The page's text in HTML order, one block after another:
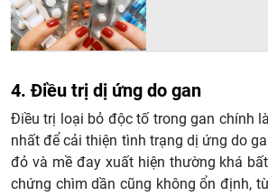
4. Điều trị dị ứng do gan
Điều trị loại bỏ độc tố trong gan chính
nhất để cải thiện tình trạng dị ứng do
đỏ và mề đay xuất hiện thường khá
chứng chìm dần cũng không ổn định,